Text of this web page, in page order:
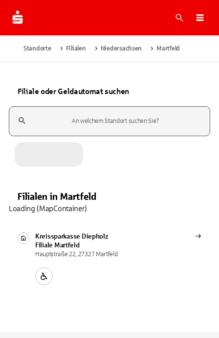
Suche
Standorte Filialen Niedersachsen Martfeld
Filiale oder Geldautomat suchen
Suchfeld
Filialen in Martfeld
Kreissparkasse Diepholz
Filiale Martfeld
Hauptstraße 22, 27327 Martfeld
Loading (MapContainer)